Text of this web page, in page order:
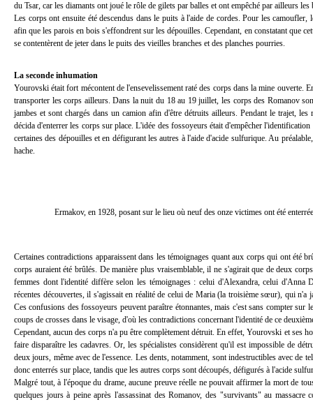
du Tsar, car les diamants ont joué le rôle de gilets par balles et ont empêché par ailleurs
Les corps ont ensuite été descendus dans le puits à l'aide de cordes. Pour les
afin que les parois en bois s'effondrent sur les dépouilles. Cependant, en constatant que
se contentèrent de jeter dans le puits des vieilles branches et des planches pourries.
La seconde inhumation
Yourovski était fort mécontent de l'ensevelissement raté des corps dans la mine ouverte.
transporter les corps ailleurs. Dans la nuit du 18 au 19 juillet, les corps des Romanov
jambes et sont chargés dans un camion afin d'être détruits ailleurs. Pendant le trajet,
décida d'enterrer les corps sur place. L'idée des fossoyeurs était d'empêcher
certaines des dépouilles et en défigurant les autres à l'aide d'acide sulfurique. Au
hache.
Ermakov, en 1928, posant sur le lieu où neuf des onze victimes ont été
Certaines contradictions apparaissent dans les témoignages quant aux corps qui ont été
corps auraient été brûlés. De manière plus vraisemblable, il ne s'agirait que de deux
femmes dont l'identité diffère selon les témoignages : celui d'Alexandra, celui d'Anna
récentes découvertes, il s'agissait en réalité de celui de Maria (la troisième sœur), qui n'a
Ces confusions des fossoyeurs peuvent paraître étonnantes, mais c'est sans compter sur
coups de crosses dans le visage, d'où les contradictions concernant l'identité de ce
Cependant, aucun des corps n'a pu être complètement détruit. En effet, Yourovski et ses
faire disparaître les cadavres. Or, les spécialistes considèrent qu'il est impossible de
deux jours, même avec de l'essence. Les dents, notamment, sont indestructibles avec de
donc enterrés sur place, tandis que les autres corps sont découpés, défigurés à l'acide
Malgré tout, à l'époque du drame, aucune preuve réelle ne pouvait affirmer la mort de
quelques jours à peine après l'assassinat des Romanov, des "survivants" au